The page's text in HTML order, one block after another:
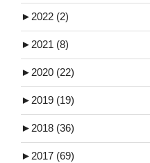
►2022 (2)
►2021 (8)
►2020 (22)
►2019 (19)
►2018 (36)
►2017 (69)